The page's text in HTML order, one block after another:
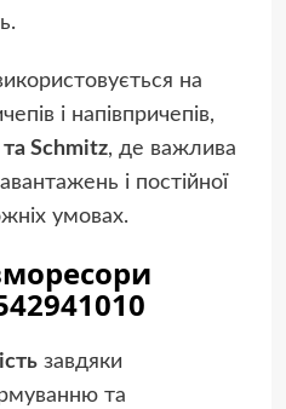
на
і напівпричепів,
та Schmitz, де важлива
і постійної
умовах.
завдяки
та